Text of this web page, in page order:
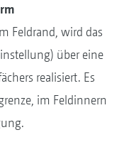
Feldrand, wird das
über eine
realisiert. Es
im Feldinnern